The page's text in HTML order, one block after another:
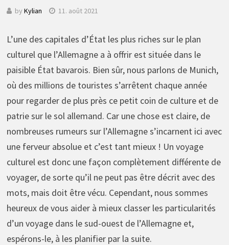
by Kylian 11. août 2021
L’une des capitales d’État les plus riches sur le plan
culturel que l’Allemagne a à offrir est située dans le
paisible État bavarois. Bien sûr, nous parlons de Munich,
où des millions de touristes s’arrêtent chaque année
pour regarder de plus près ce petit coin de culture et de
patrie sur le sol allemand. Car une chose est claire, de
nombreuses rumeurs sur l’Allemagne s’incarnent ici avec
une ferveur absolue et c’est tant mieux ! Un voyage
culturel est donc une façon complètement différente de
voyager, de sorte qu’il ne peut pas être décrit avec des
mots, mais doit être vécu. Cependant, nous sommes
heureux de vous aider à mieux classer les particularités
d’un voyage dans le sud-ouest de l’Allemagne et,
espérons-le, à les planifier par la suite.